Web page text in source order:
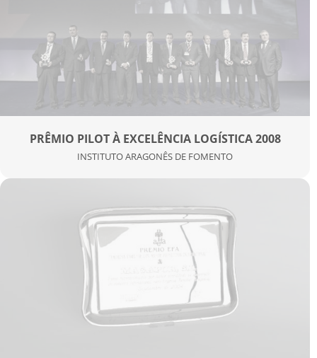
PRÊMIO PILOT À EXCELÊNCIA LOGÍSTICA 2008
INSTITUTO ARAGONÊS DE FOMENTO